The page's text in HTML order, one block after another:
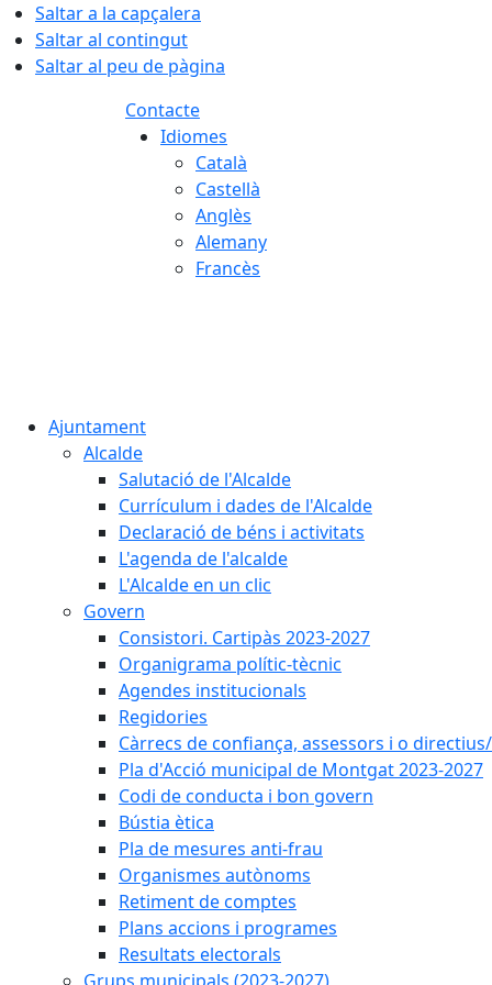
Saltar a la capçalera
Saltar al contingut
Saltar al peu de pàgina
Contacte
Idiomes
Català
Castellà
Anglès
Alemany
Francès
Ajuntament
Alcalde
Salutació de l'Alcalde
Currículum i dades de l'Alcalde
Declaració de béns i activitats
L'agenda de l'alcalde
L'Alcalde en un clic
Govern
Consistori. Cartipàs 2023-2027
Organigrama polític-tècnic
Agendes institucionals
Regidories
Càrrecs de confiança, assessors i o
Pla d'Acció municipal de Montgat 2023-2027
Codi de conducta i bon govern
Bústia ètica
Pla de mesures anti-frau
Organismes autònoms
Retiment de comptes
Plans accions i programes
Resultats electorals